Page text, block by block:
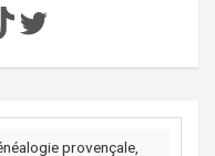
Twitter
provençale,